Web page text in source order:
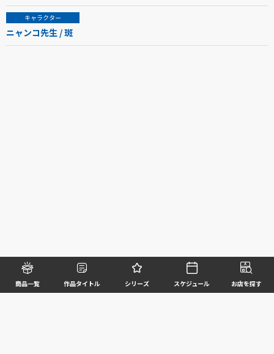
商品一覧 作品タイトル シリーズ スケジュール お店を探す
キャラクター
ニャンコ先生 / 斑